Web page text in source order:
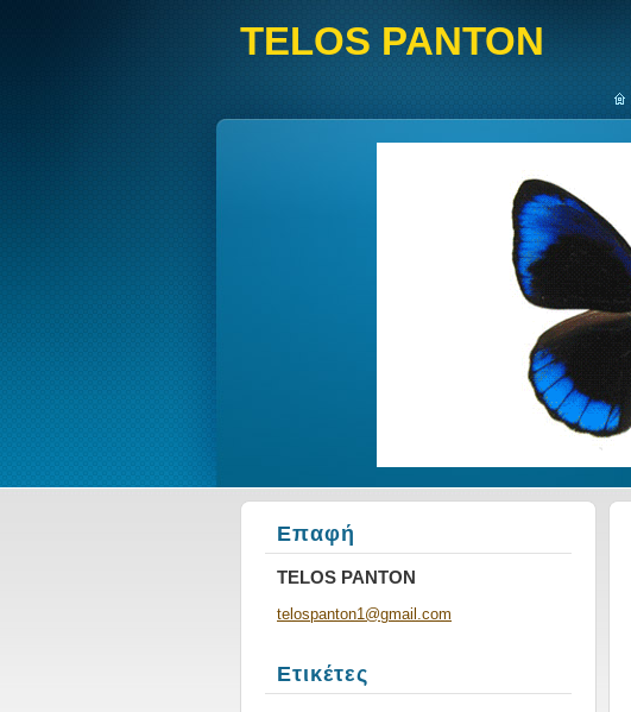
TELOS PANTON
Επαφή
TELOS PANTON
telospanton1@gmail.com
Ετικέτες